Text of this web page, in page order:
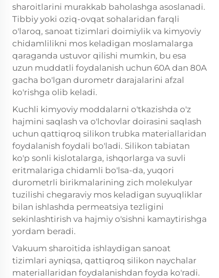
sharoitlarini murakkab baholashga asoslanadi.
Tibbiy yoki oziq-ovqat sohalaridan farqli
o'laroq, sanoat tizimlari doimiylik va kimyoviy
chidamlilikni mos keladigan moslamalarga
qaraganda ustuvor qilishi mumkin, bu esa
uzun muddatli foydalanish uchun 60A dan 80A
gacha bo'lgan durometr darajalarini afzal
ko'rishga olib keladi.
Kuchli kimyoviy moddalarni o'tkazishda o'z
hajmini saqlash va o'lchovlar doirasini saqlash
uchun qattiqroq silikon trubka materiallaridan
foydalanish foydali bo'ladi. Silikon tabiatan
ko'p sonli kislotalarga, ishqorlarga va suvli
eritmalariga chidamli bo'lsa-da, yuqori
durometrli birikmalarining zich molekulyar
tuzilishi chegaraviy mos keladigan suyuqliklar
bilan ishlashda permeatsiya tezligini
sekinlashtirish va hajmiy o'sishni kamaytirishga
yordam beradi.
Vakuum sharoitida ishlaydigan sanoat
tizimlari ayniqsa, qattiqroq silikon naychalar
materiallaridan foydalanishdan foyda ko'radi.